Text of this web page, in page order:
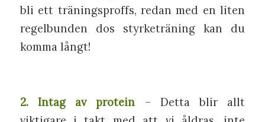
bli ett träningsproffs, redan med en liten
regelbunden dos styrketräning kan du
komma långt!
2. Intag av protein – Detta blir allt